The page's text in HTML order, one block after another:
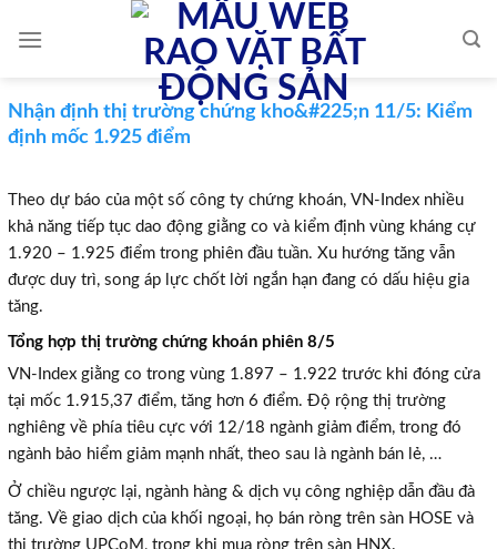
Nhận định thị trường chứng kho&#225;n 11/5: Kiểm
định mốc 1.925 điểm
Theo dự báo của một số công ty chứng khoán, VN-Index nhiều
khả năng tiếp tục dao động giằng co và kiểm định vùng kháng cự
1.920 – 1.925 điểm trong phiên đầu tuần. Xu hướng tăng vẫn
được duy trì, song áp lực chốt lời ngắn hạn đang có dấu hiệu gia
tăng.
Tổng hợp thị trường chứng khoán phiên 8/5
VN-Index giằng co trong vùng 1.897 – 1.922 trước khi đóng cửa
tại mốc 1.915,37 điểm, tăng hơn 6 điểm. Độ rộng thị trường
nghiêng về phía tiêu cực với 12/18 ngành giảm điểm, trong đó
ngành bảo hiểm giảm mạnh nhất, theo sau là ngành bán lẻ, …
Ở chiều ngược lại, ngành hàng & dịch vụ công nghiệp dẫn đầu đà
tăng. Về giao dịch của khối ngoại, họ bán ròng trên sàn HOSE và
thị trường UPCoM, trong khi mua ròng trên sàn HNX.